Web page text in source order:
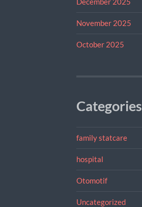
November 2025
October 2025
Categories
family statcare
hospital
Otomotif
Uncategorized